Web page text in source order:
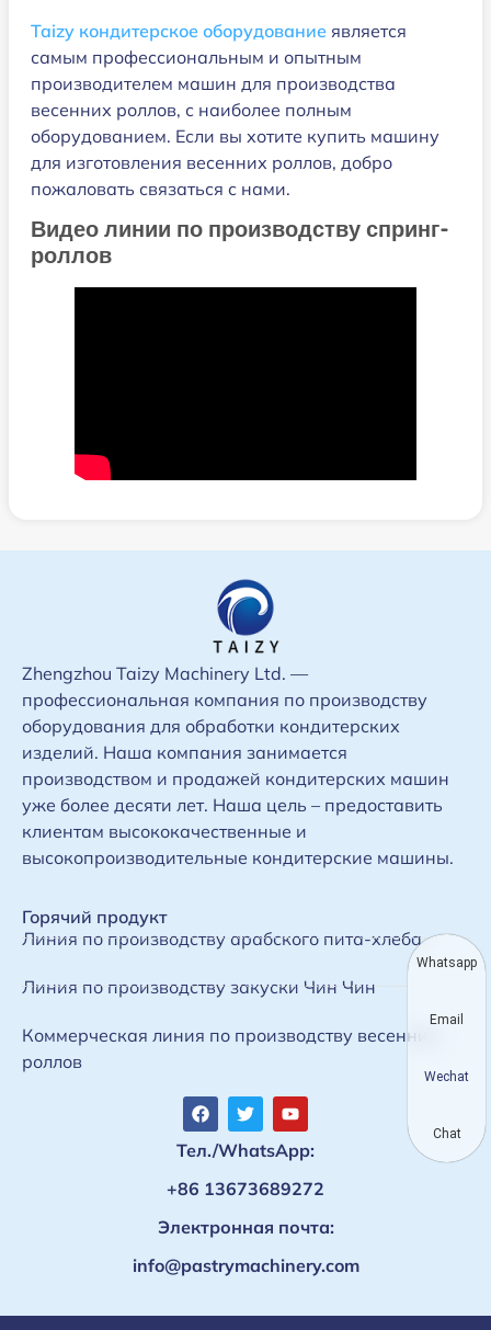
Taizy кондитерское оборудование является
самым профессиональным и опытным
производителем машин для производства
весенних роллов, с наиболее полным
оборудованием. Если вы хотите купить машину
для изготовления весенних роллов, добро
пожаловать связаться с нами.
Видео линии по производству спринг-
роллов
Zhengzhou Taizy Machinery Ltd. —
профессиональная компания по производству
оборудования для обработки кондитерских
изделий. Наша компания занимается
производством и продажей кондитерских машин
уже более десяти лет. Наша цель – предоставить
клиентам высококачественные и
высокопроизводительные кондитерские машины.
Горячий продукт
Линия по производству арабского пита-хлеба
Линия по производству закуски Чин Чин
Коммерческая линия по производству весенних
роллов
Тел./WhatsApp:
+86 13673689272
Электронная почта:
info@pastrymachinery.com
Whatsapp
Email
Wechat
Chat